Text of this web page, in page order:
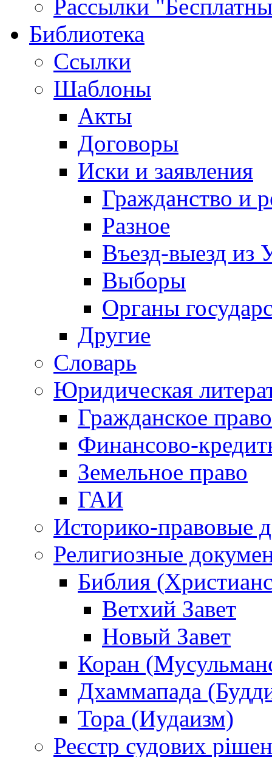
Рассылки
Библиотека
Ссылки
Шаблоны
Акты
Договоры
Иски и заявления
Гражданство и
Разное
Въезд-выезд из
Выборы
Органы
Другие
Словарь
Юридическая
Гражданское право
Финансово-
Земельное право
ГАИ
Историко-правовые
Религиозные
Библия
Ветхий Завет
Новый Завет
Коран
Дхаммапада
Тора (Иудаизм)
Реєстр судових